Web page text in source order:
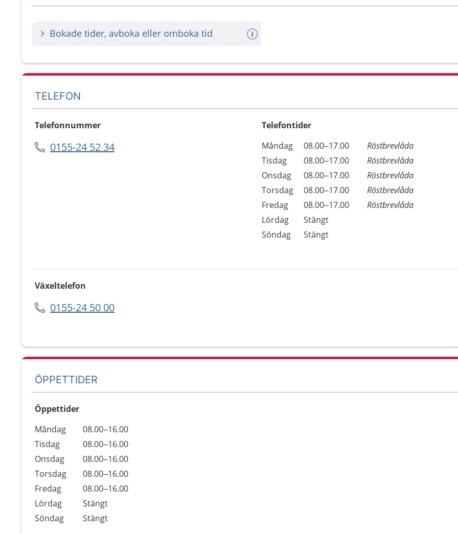
Bokade tider, avboka eller omboka tid
TELEFON
Telefonnummer
0155-24 52 34
Telefontider
Dag
Öppettider
Kommentarer
Måndag 08.00–17.00
Röstbrevlåda
Tisdag
08.00–17.00
Röstbrevlåda
Onsdag
08.00–17.00
Röstbrevlåda
Torsdag
08.00–17.00
Röstbrevlåda
Fredag
08.00–17.00
Röstbrevlåda
Lördag
Stängt
Söndag
Stängt
Växeltelefon
0155-24 50 00
ÖPPETTIDER
Öppettider
Dag
Öppettider
Kommentarer
Måndag
08.00–16.00
Tisdag
08.00–16.00
Onsdag
08.00–16.00
Torsdag
08.00–16.00
Fredag
08.00–16.00
Lördag
Stängt
Söndag
Stängt